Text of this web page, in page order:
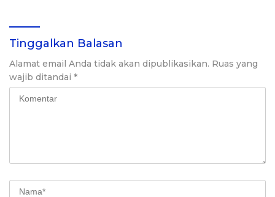
Tinggalkan Balasan
Alamat email Anda tidak akan dipublikasikan. Ruas yang
wajib ditandai *